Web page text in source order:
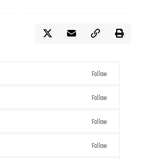
Follow
Follow
Follow
Follow